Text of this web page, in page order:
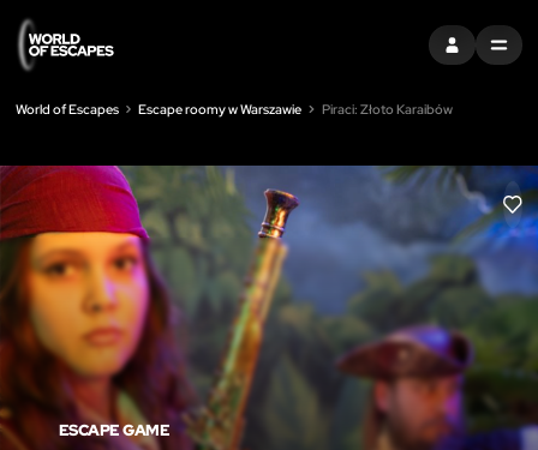
ZALOGUJ SIĘ
MENU
World of Escapes Escape roomy w Warszawie Piraci: Złoto Karaibów
LIKE
ESCAPE GAME